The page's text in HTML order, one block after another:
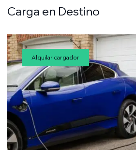
Carga en Destino
Alquilar cargador